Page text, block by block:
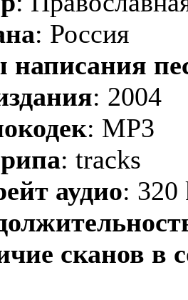
: Россия
написания
: 2004
: MP3
: tracks
аудио: 320
сканов в